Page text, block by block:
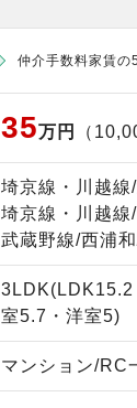
仲介手数料家賃の
35万円 （
埼京線・川越線
埼京線・川越
武蔵野線/西浦
3LDK(LDK15.2
室5.7・洋室5)
マンション/RC